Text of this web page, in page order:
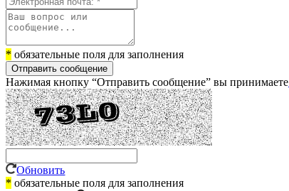
* обязательные поля для заполнения
Отправить сообщение
Нажимая кнопку “Отправить сообщение” вы принимаете
Обновить
* обязательные поля для заполнения